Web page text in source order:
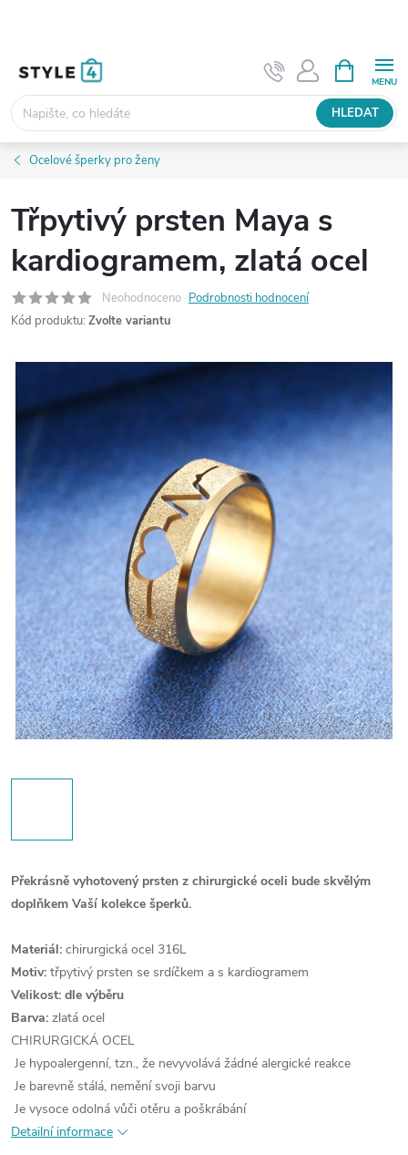
HLEDAT
NÁKUPNÍ
KOŠÍK
Ocelové šperky pro ženy
Třpytivý prsten Maya s
kardiogramem, zlatá ocel
Neohodnoceno Podrobnosti hodnocení
Kód produktu: Zvolte variantu
Překrásně vyhotovený prsten z chirurgické oceli bude skvělým
doplňkem Vaší kolekce šperků.
Materiál: chirurgická ocel 316L
Motiv: třpytivý prsten se srdíčkem a s kardiogramem
Velikost: dle výběru
Barva: zlatá ocel
CHIRURGICKÁ OCEL
Je hypoalergenní, tzn., že nevyvolává žádné alergické reakce
Je barevně stálá, nemění svoji barvu
Je vysoce odolná vůči otěru a poškrábání
Detailní informace